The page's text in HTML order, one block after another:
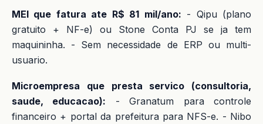
MEI que fatura ate R$ 81 mil/ano: - Qipu (plano
gratuito + NF-e) ou Stone Conta PJ se ja tem
maquininha. - Sem necessidade de ERP ou multi-
usuario.
Microempresa que presta servico (consultoria,
saude, educacao): - Granatum para controle
financeiro + portal da prefeitura para NFS-e. - Nibo